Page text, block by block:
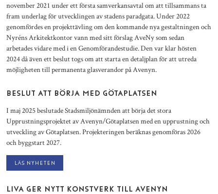
november 2021 under ett första samverkansavtal om att tillsammans ta
fram underlag för utvecklingen av stadens paradgata. Under 2022
genomfördes en projekttävling om den kommande nya gestaltningen och
Nyréns Arkitektkontor vann med sitt förslag AveNy som sedan
arbetades vidare med i en Genomförandestudie. Den var klar hösten
2024 då även ett beslut togs om att starta en detaljplan för att utreda
möjligheten till permanenta glasverandor på Avenyn.
BESLUT ATT BÖRJA MED GÖTAPLATSEN
I maj 2025 beslutade Stadsmiljönämnden att börja det stora
Upprustningsprojektet av Avenyn/Götaplatsen med en upprustning och
utveckling av Götaplatsen. Projekteringen beräknas genomföras 2026
och byggstart 2027.
Läs nyheten
LIVA GER NYTT KONSTVERK TILL AVENYN